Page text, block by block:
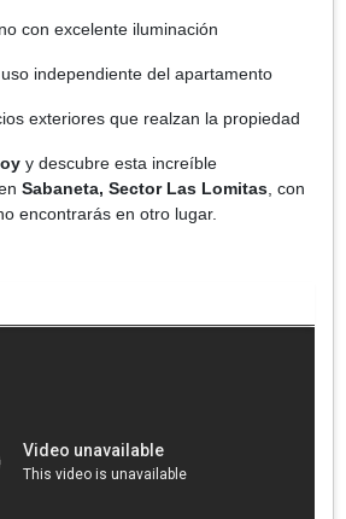
con excelente iluminación
independiente del apartamento
exteriores que realzan la propiedad
y descubre esta increíble
Sabaneta, Sector Las Lomitas , con
encontrarás en otro lugar.